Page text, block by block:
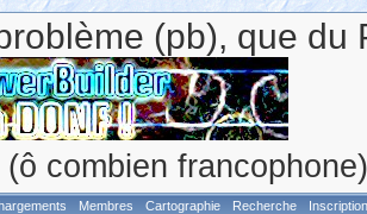
(pb), que du
(ô combien
Membres Cartographie Recherche Inscription